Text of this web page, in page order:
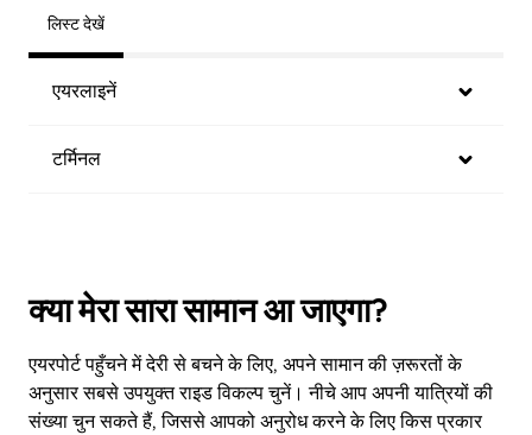
लिस्ट देखें
एयरलाइनें
टर्मिनल
क्या मेरा सारा सामान आ जाएगा?
एयरपोर्ट पहुँचने में देरी से बचने के लिए, अपने सामान की ज़रूरतों के
अनुसार सबसे उपयुक्त राइड विकल्प चुनें। नीचे आप अपनी यात्रियों की
संख्या चुन सकते हैं, जिससे आपको अनुरोध करने के लिए किस प्रकार